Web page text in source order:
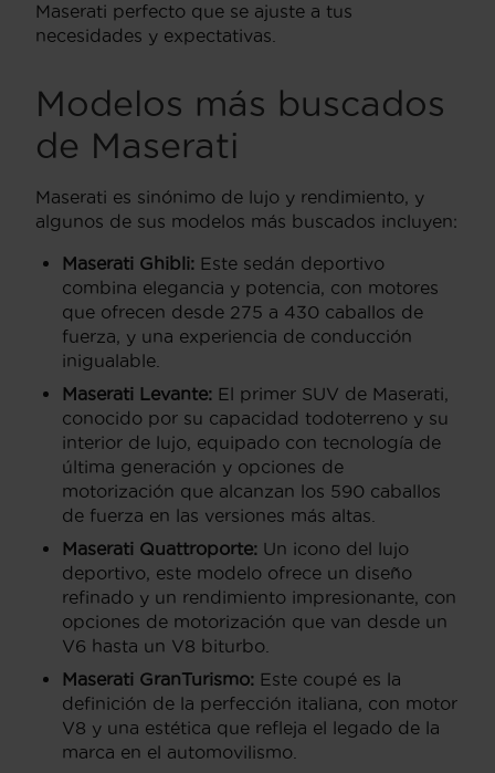
Maserati perfecto que se ajuste a tus
necesidades y expectativas.
Modelos más buscados
de Maserati
Maserati es sinónimo de lujo y rendimiento, y
algunos de sus modelos más buscados incluyen:
Maserati Ghibli: Este sedán deportivo
combina elegancia y potencia, con motores
que ofrecen desde 275 a 430 caballos de
fuerza, y una experiencia de conducción
inigualable.
Maserati Levante: El primer SUV de Maserati,
conocido por su capacidad todoterreno y su
interior de lujo, equipado con tecnología de
última generación y opciones de
motorización que alcanzan los 590 caballos
de fuerza en las versiones más altas.
Maserati Quattroporte: Un icono del lujo
deportivo, este modelo ofrece un diseño
refinado y un rendimiento impresionante, con
opciones de motorización que van desde un
V6 hasta un V8 biturbo.
Maserati GranTurismo: Este coupé es la
definición de la perfección italiana, con motor
V8 y una estética que refleja el legado de la
marca en el automovilismo.